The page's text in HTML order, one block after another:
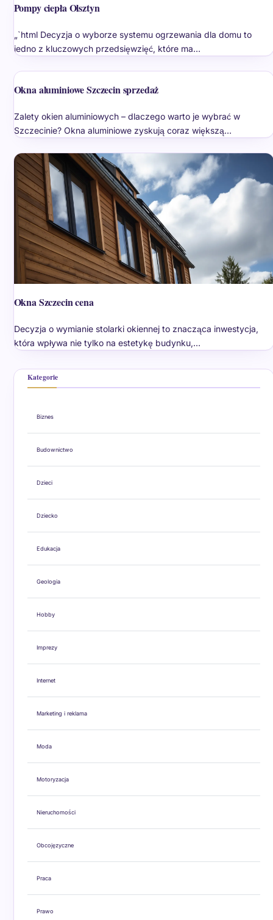
Pompy ciepła Olsztyn
„`html Decyzja o wyborze systemu ogrzewania dla domu to
jedno z kluczowych przedsięwzięć, które ma…
Okna aluminiowe Szczecin sprzedaż
Zalety okien aluminiowych – dlaczego warto je wybrać w
Szczecinie? Okna aluminiowe zyskują coraz większą…
Okna Szczecin cena
Decyzja o wymianie stolarki okiennej to znacząca inwestycja,
która wpływa nie tylko na estetykę budynku,…
Kategorie
Biznes
Budownictwo
Dzieci
Dziecko
Edukacja
Geologia
Hobby
Imprezy
Internet
Marketing i reklama
Moda
Motoryzacja
Nieruchomości
Obcojęzyczne
Praca
Prawo